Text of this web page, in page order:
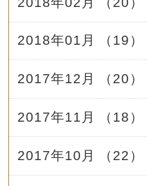
2018年01月 （19）
2017年12月 （20）
2017年11月 （18）
2017年10月 （22）